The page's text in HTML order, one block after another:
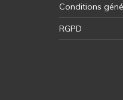
Conditions
RGPD